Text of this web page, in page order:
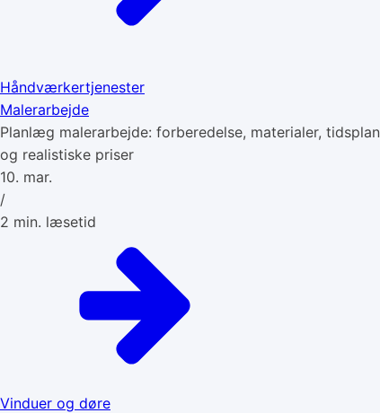
Håndværkertjenester
Malerarbejde
Planlæg malerarbejde: forberedelse, materialer, tidsplan
og realistiske priser
10. mar.
/
2 min. læsetid
Vinduer og døre